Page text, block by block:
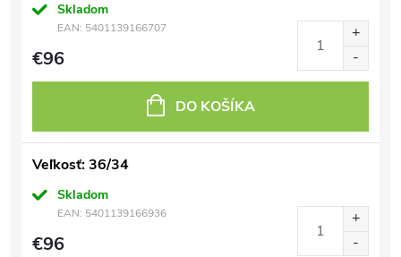
Skladom
EAN: 5401139166707
€96
DO KOŠÍKA
Veľkosť: 36/34
Skladom
EAN: 5401139166936
€96